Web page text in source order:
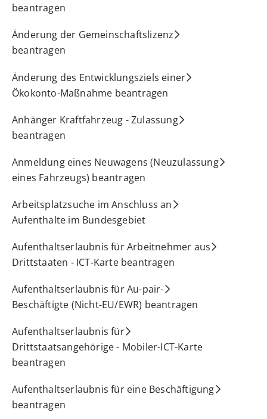
beantragen
Änderung der Gemeinschaftslizenz
beantragen
Änderung des Entwicklungsziels einer
Ökokonto-Maßnahme beantragen
Anhänger Kraftfahrzeug - Zulassung
beantragen
Anmeldung eines Neuwagens (Neuzulassung
eines Fahrzeugs) beantragen
Arbeitsplatzsuche im Anschluss an
Aufenthalte im Bundesgebiet
Aufenthaltserlaubnis für Arbeitnehmer aus
Drittstaaten - ICT-Karte beantragen
Aufenthaltserlaubnis für Au-pair-
Beschäftigte (Nicht-EU/EWR) beantragen
Aufenthaltserlaubnis für
Drittstaatsangehörige - Mobiler-ICT-Karte
beantragen
Aufenthaltserlaubnis für eine Beschäftigung
beantragen